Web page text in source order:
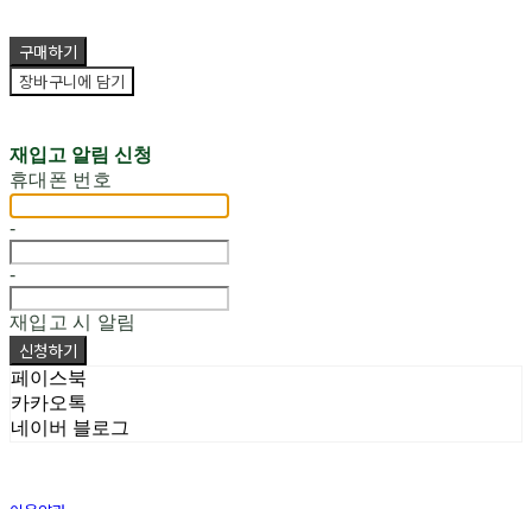
구매하기
장바구니에 담기
재입고 알림 신청
휴대폰 번호
-
-
재입고 시 알림
신청하기
페이스북
카카오톡
네이버 블로그